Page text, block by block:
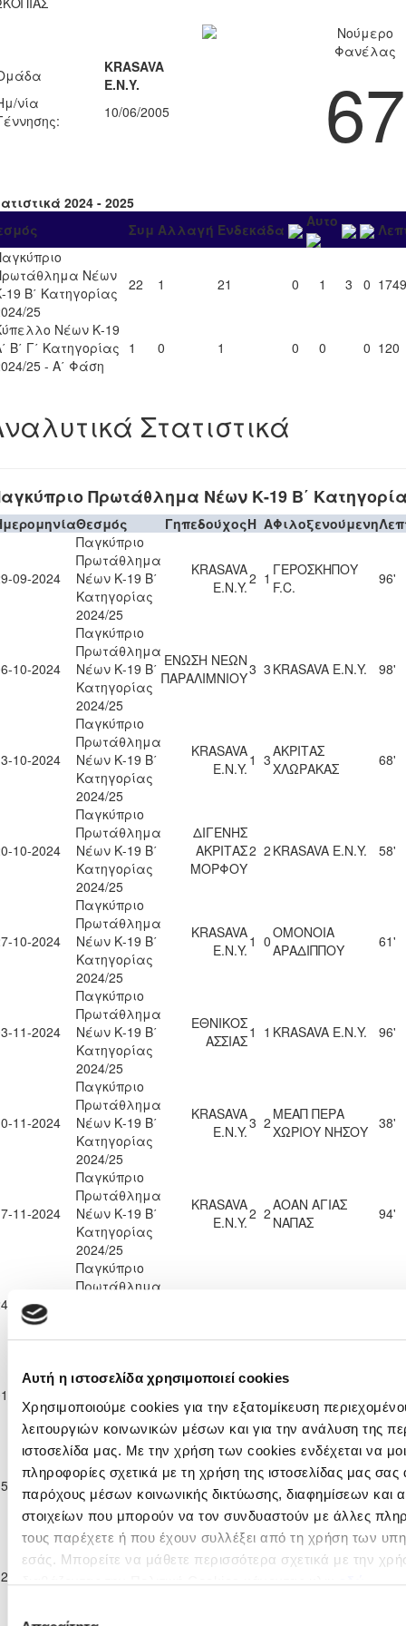
Αυτή η ιστοσελίδα χρησιμοποιεί cookies
Χρησιμοποιούμε cookies για την εξατομίκευση
λειτουργιών κοινωνικών μέσων και για την ανάλυση της
ιστοσελίδα μας. Με την χρήση των cookies ενδέχεται να
πληροφορίες σχετικά με τη χρήση της ιστοσελίδας μας
παρόχους μέσων κοινωνικής δικτύωσης, διαφημίσεων και
στοιχείων που μπορούν να τον συνδυαστούν με άλλες
τους παρέχετε ή που έχουν συλλέξει από τη χρήση των
εσάς. Μπορείτε να μάθετε περισσότερα σχετικά με την
KRASAVA
Ε.Ν.Y.
νία
10/06/2005
Νούμερο
Φανέλας
67
2024 - 2025
Συμ Αλλαγή Ενδεκάδα Αυτο
Νέων
19 Β΄ Κατηγορίας
25
22 1 21 0 1 3 0 1749
Νέων Κ-19
Β΄ Γ΄ Κατηγορίας
25 - Α΄ Φάση
1 0 1 0 0 0 120
Στατιστικά
Πρωτάθλημα Νέων Κ-19 Β΄
Θεσμός ΓηπεδούχοςH AΦιλοξενούμενη
09-2024
Παγκύπριο
Πρωτάθλημα
Νέων Κ-19 Β΄
Κατηγορίας
2024/25
KRASAVA
Ε.Ν.Y.2 1 ΓΕΡΟΣΚΗΠΟΥ
F.C.
96'
10-2024
Παγκύπριο
Πρωτάθλημα
Νέων Κ-19 Β΄
Κατηγορίας
2024/25
ΕΝΩΣΗ ΝΕΩΝ
ΠΑΡΑΛΙΜΝΙΟΥ3 3 KRASAVA Ε.Ν.Y. 98'
10-2024
Παγκύπριο
Πρωτάθλημα
Νέων Κ-19 Β΄
Κατηγορίας
2024/25
KRASAVA
Ε.Ν.Y. 1 3ΑΚΡΙΤΑΣ
ΧΛΩΡΑΚΑΣ
68'
10-2024
Παγκύπριο
Πρωτάθλημα
Νέων Κ-19 Β΄
Κατηγορίας
2024/25
ΔΙΓΕΝΗΣ
ΑΚΡΙΤΑΣ
ΜΟΡΦΟΥ
2 2 KRASAVA Ε.Ν.Y. 58'
10-2024
Παγκύπριο
Πρωτάθλημα
Νέων Κ-19 Β΄
Κατηγορίας
2024/25
KRASAVA
Ε.Ν.Y. 1 0ΟΜΟΝΟΙΑ
ΑΡΑΔΙΠΠΟΥ
61'
11-2024
Παγκύπριο
Πρωτάθλημα
Νέων Κ-19 Β΄
Κατηγορίας
2024/25
ΕΘΝΙΚΟΣ
ΑΣΣΙΑΣ1 1 KRASAVA Ε.Ν.Y. 96'
11-2024
Παγκύπριο
Πρωτάθλημα
Νέων Κ-19 Β΄
Κατηγορίας
2024/25
KRASAVA
Ε.Ν.Y.3 2 ΜΕΑΠ ΠΕΡΑ
ΧΩΡΙΟΥ ΝΗΣΟΥ 38'
11-2024
Παγκύπριο
Πρωτάθλημα
Νέων Κ-19 Β΄
Κατηγορίας
2024/25
KRASAVA
Ε.Ν.Y.2 2ΑΟΑΝ ΑΓΙΑΣ
ΝΑΠΑΣ
94'
11-2024
Παγκύπριο
Πρωτάθλημα
2024/25
12-2024
Πρωτάθλημα
Κατηγορίας
2024/25
KRASAVA
Ε.Ν.Y.
12-2024
Παγκύπριο
Πρωτάθλημα
Νέων Κ-19 Β΄
Κατηγορίας
2024/25
ΟΛΥΜΠΙΑΚΟΣ
ΛΕΥΚΩΣΙΑΣ 4 KRASAVA Ε.Ν.Y.
01-2025
Παγκύπριο
ΠρωτάθλημαΓΕΡΟΣΚΗΠΟΥ